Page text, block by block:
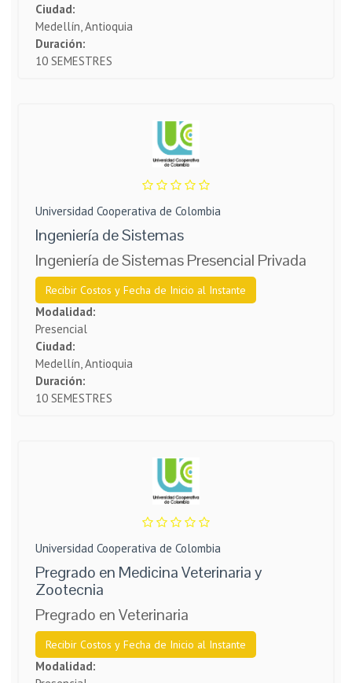
Ciudad:
Medellín, Antioquia
Duración:
10 SEMESTRES
Universidad Cooperativa de Colombia
Ingeniería de Sistemas
Ingeniería de Sistemas Presencial Privada
Recibir Costos y Fecha de Inicio al Instante
Modalidad:
Presencial
Ciudad:
Medellín, Antioquia
Duración:
10 SEMESTRES
Universidad Cooperativa de Colombia
Pregrado en Medicina Veterinaria y
Zootecnia
Pregrado en Veterinaria
Recibir Costos y Fecha de Inicio al Instante
Modalidad: